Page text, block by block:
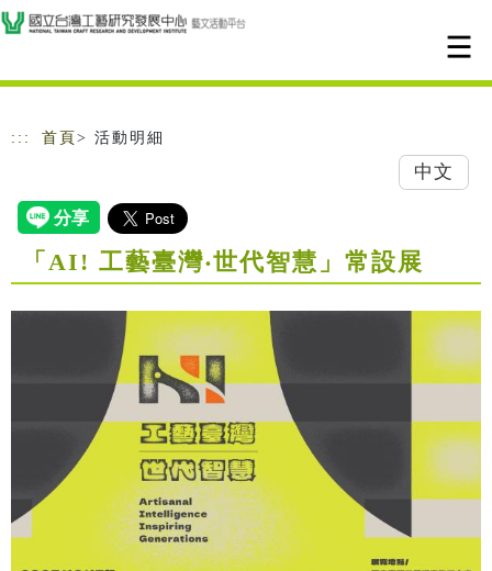
跳到主要內容
網站導覽
::: 首頁 > 活動明細
中文
「AI! 工藝臺灣‧世代智慧」常設展